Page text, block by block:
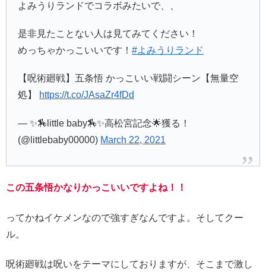
よみうりランドでコラボみたいで、、
是非見たことない人は見てみてください！
めっちゃかっこいいです！#よみうりランド
【呪術廻戦】五条悟 かっこいい戦闘シーン【無量空
処】
https://t.co/JAsaZr4fDd
— ✨🏇little baby🏇✨高松宮記念🌟獲る！
(@littlebaby00000) March 22, 2021
この五条悟かなりかっこいいですよね！！
ってかねイケメンなので強すぎなんですよ。そしてクー
ル。
呪術廻戦は呪いをテーマにしておりますが、そこまで激し